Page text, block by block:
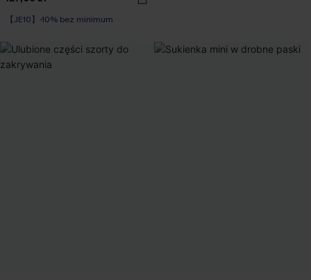
【JE10】-10% bez minimum